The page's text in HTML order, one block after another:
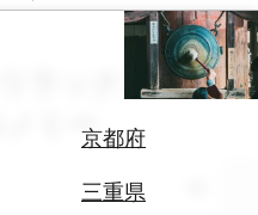
京都府
三重県
ラックス × ナ
ノミー